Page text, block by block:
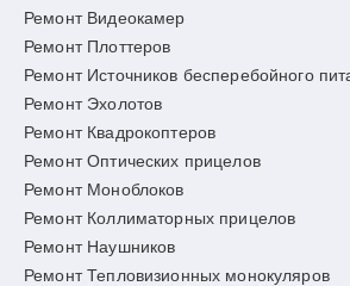
Ремонт Видеокамер
Ремонт Плоттеров
Ремонт Источников бесперебойного
Ремонт Эхолотов
Ремонт Квадрокоптеров
Ремонт Оптических прицелов
Ремонт Моноблоков
Ремонт Коллиматорных прицелов
Ремонт Наушников
Ремонт Тепловизионных монокуляров